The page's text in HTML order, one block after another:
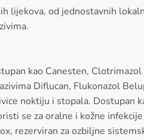
lijekova, od jednostavnih
kao Canesten,
Diflucan, Flukonazol
noktiju i stopala. Dostupan
se za oralne i kožne infekcije
rezerviran za ozbiljne